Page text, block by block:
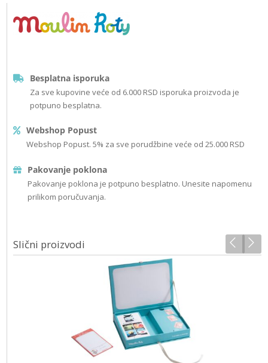
Besplatna isporuka
Za sve kupovine veće od 6.000 RSD isporuka proizvoda je
potpuno besplatna.
Webshop Popust
Webshop Popust. 5% za sve porudžbine veće od 25.000 RSD
Pakovanje poklona
Pakovanje poklona je potpuno besplatno. Unesite napomenu
prilikom poručuvanja.
Slični proizvodi